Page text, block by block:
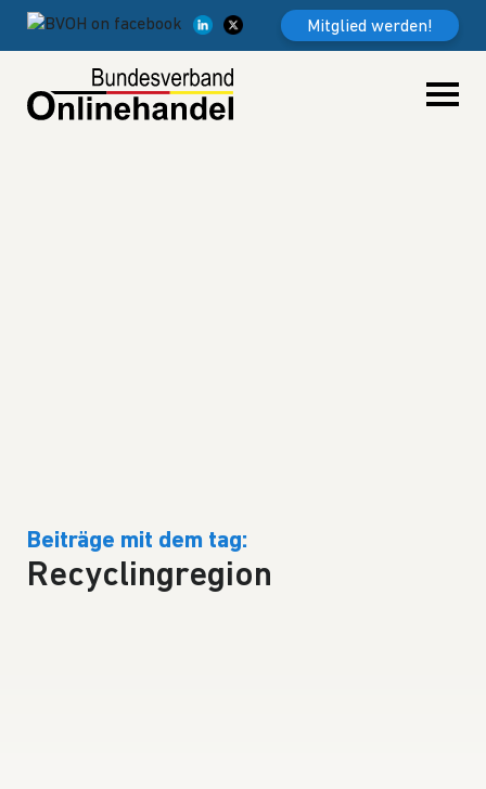
Weiter zum Inhalt
Mitglied werden!
Beiträge mit dem tag:
Recyclingregion